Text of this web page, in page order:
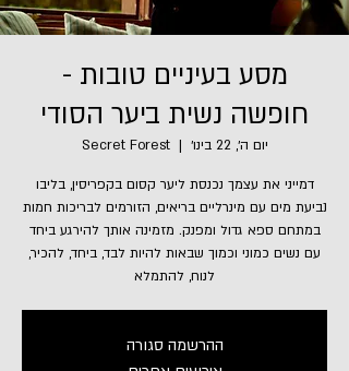
מסע בעיניים טובות -
חופשה נשית ביער הסודי
יום ה׳, 22 בינו׳
  |
Secret Forest
דמייני את עצמך נכנסת ליער קסום בקפריסין, בליבו
נביעת מים עם מינרליים בריאים, הזורמים לבריכות חמות
במתחם ספא גדול ומפנק. מזמינה אותך להירגע ביחד
עם נשים כמוני וכמוך שבאות להיות לבד, ביחד, להכיר,
לנוח, להתמלא
ההרשמה סגורה